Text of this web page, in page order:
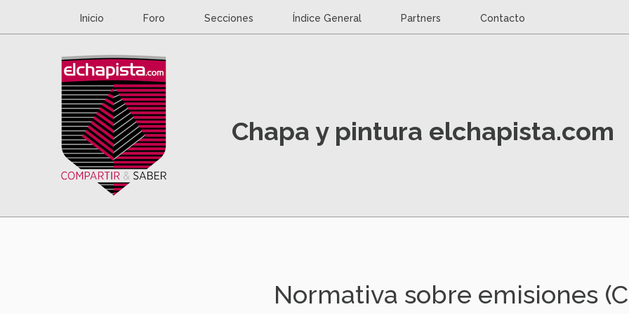
Inicio Foro Secciones Índice General Partners Contacto
Chapa y pintura elchapista.com
Normativa sobre emisiones